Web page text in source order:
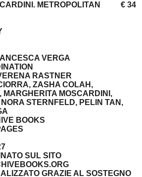
€ 34
METROPOLITAN
VERGA
RASTNER
ZASHA COLAH,
MARGHERITA MOSCARDINI,
STERNFELD, PELIN TAN,
BOOKS
SUL SITO
GRAZIE AL SOSTEGNO